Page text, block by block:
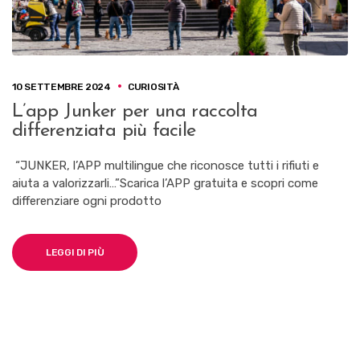
10 SETTEMBRE 2024 CURIOSITÀ
L’app Junker per una raccolta
differenziata più facile
“JUNKER, l’APP multilingue che riconosce tutti i rifiuti e
aiuta a valorizzarli…”Scarica l’APP gratuita e scopri come
differenziare ogni prodotto
LEGGI DI PIÙ